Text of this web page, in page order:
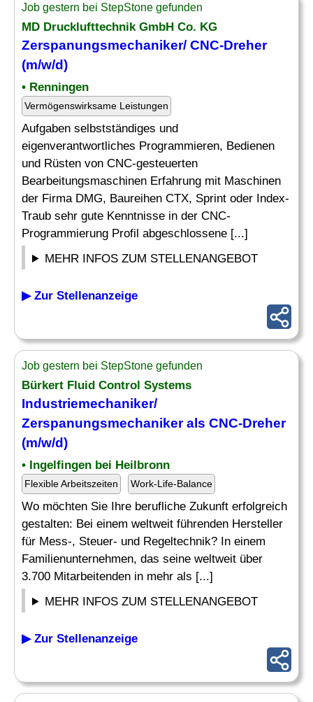
Job gestern bei StepStone gefunden
MD Drucklufttechnik GmbH Co. KG
Zerspanungsmechaniker/ CNC-Dreher
(m/w/d)
• Renningen
Vermögenswirksame Leistungen
Aufgaben selbstständiges und
eigenverantwortliches Programmieren, Bedienen
und Rüsten von CNC-gesteuerten
Bearbeitungsmaschinen Erfahrung mit Maschinen
der Firma DMG, Baureihen CTX, Sprint oder Index-
Traub sehr gute Kenntnisse in der CNC-
Programmierung Profil abgeschlossene [...]
MEHR INFOS ZUM STELLENANGEBOT
▶ Zur Stellenanzeige
Job gestern bei StepStone gefunden
Bürkert Fluid Control Systems
Industriemechaniker/
Zerspanungsmechaniker als CNC-Dreher
(m/w/d)
• Ingelfingen bei Heilbronn
Flexible Arbeitszeiten Work-Life-Balance
Wo möchten Sie Ihre berufliche Zukunft erfolgreich
gestalten: Bei einem weltweit führenden Hersteller
für Mess-, Steuer- und Regeltechnik? In einem
Familienunternehmen, das seine weltweit über
3.700 Mitarbeitenden in mehr als [...]
MEHR INFOS ZUM STELLENANGEBOT
▶ Zur Stellenanzeige